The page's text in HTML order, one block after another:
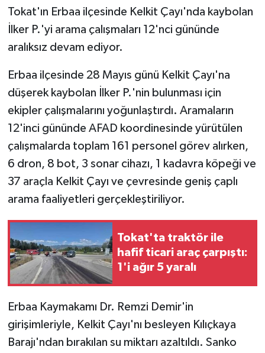
Tokat'ın Erbaa ilçesinde Kelkit Çayı'nda kaybolan
İlker P.'yi arama çalışmaları 12'nci gününde
aralıksız devam ediyor.
Erbaa ilçesinde 28 Mayıs günü Kelkit Çayı'na
düşerek kaybolan İlker P.'nin bulunması için
ekipler çalışmalarını yoğunlaştırdı. Aramaların
12'inci gününde AFAD koordinesinde yürütülen
çalışmalarda toplam 161 personel görev alırken,
6 dron, 8 bot, 3 sonar cihazı, 1 kadavra köpeği ve
37 araçla Kelkit Çayı ve çevresinde geniş çaplı
arama faaliyetleri gerçekleştiriliyor.
Tokat'ta traktör ile
hafif ticari araç çarpıştı:
1'i ağır 5 yaralı
Erbaa Kaymakamı Dr. Remzi Demir'in
girişimleriyle, Kelkit Çayı'nı besleyen Kılıçkaya
Barajı'ndan bırakılan su miktarı azaltıldı. Sanko
Flaş Haber
Gayrimenkul
GÜNDEM
Güvenlik
İNSAN
Jandarma
Kadın
KÜLTÜR SANAT
MAGAZİN